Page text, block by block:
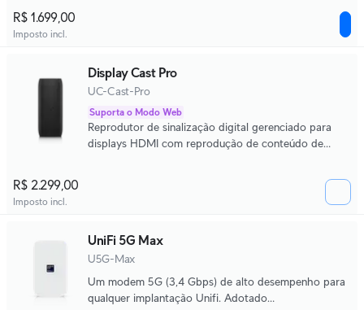
R$ 1.699,00
Imposto incl.
Display Cast Pro
UC-Cast-Pro
Suporta o Modo Web
Reprodutor de sinalização digital gerenciado para
displays HDMI com reprodução de conteúdo de
R$ 2.299,00
Imposto incl.
UniFi 5G Max
U5G-Max
Um modem 5G (3,4 Gbps) de alto desempenho para
qualquer implantação Unifi. Adotado